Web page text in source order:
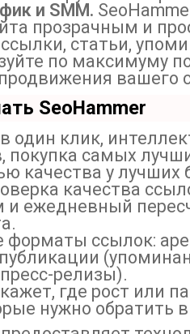
и SMM.
прозрачным и
статьи,
по максимуму
вашего
SeoHammer
один клик,
покупка самых
качества у лучших
качества
и ежедневный
форматы ссылок:
релизы).
где рост или
нужно обратить